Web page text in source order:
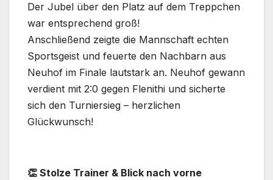
Der Jubel über den Platz auf dem Treppchen
war entsprechend groß!
Anschließend zeigte die Mannschaft echten
Sportsgeist und feuerte den Nachbarn aus
Neuhof im Finale lautstark an. Neuhof gewann
verdient mit 2:0 gegen Flenithi und sicherte
sich den Turniersieg – herzlichen
Glückwunsch!
👏 Stolze Trainer & Blick nach vorne